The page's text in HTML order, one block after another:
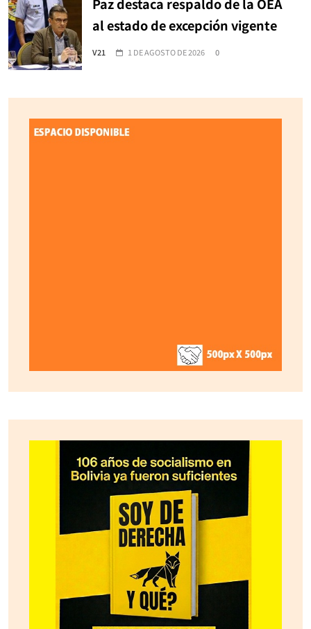
Paz destaca respaldo de la OEA
al estado de excepción vigente
V21 1 DE AGOSTO DE 2026 0